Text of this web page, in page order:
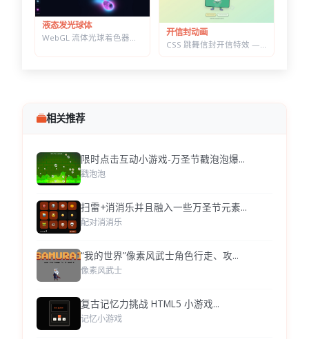
液态发光球体
WebGL 流体光球着色器特效 — 七套预设配色，参数实时可调的液态发光球
开信封动画
相关推荐
限时点击互动小游戏-万圣节戳泡泡爆...
戳泡泡
扫雷+消消乐并且融入一些万圣节元素...
配对消消乐
“我的世界”像素风武士角色行走、攻...
像素风武士
复古记忆力挑战 HTML5 小游戏...
记忆小游戏